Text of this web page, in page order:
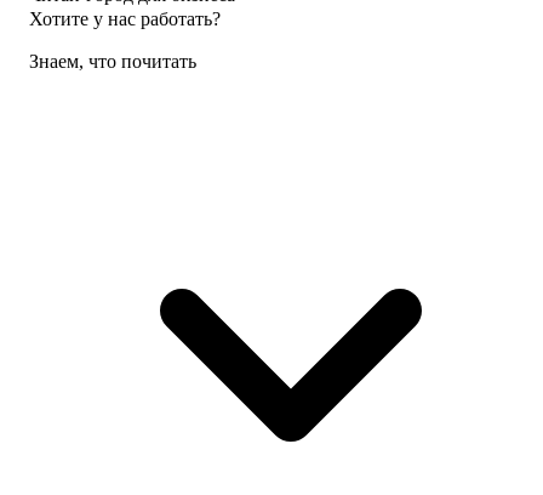
Хотите у нас работать?
Знаем, что почитать